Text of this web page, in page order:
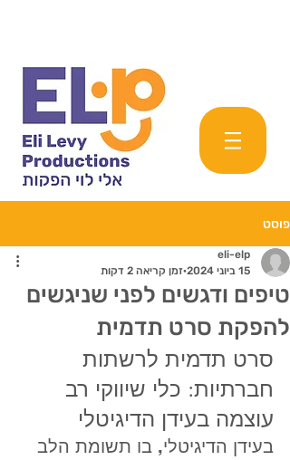
פוסט
טיפים ודגשים לפני שניגשים
להפקת סרט תדמית
eli-elp
15 ביוני 2024
זמן קריאה 2 דקות
סרט תדמית לרשתות
חברתיות: כלי שיווקי רב
עוצמה בעידן הדיגיטלי
בעידן הדיגיטלי, בו תשומת הלב